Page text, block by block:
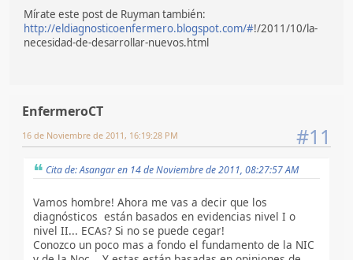
Mírate este post de Ruyman también:
http://eldiagnosticoenfermero.blogspot.com/#!/2011/10/la-
necesidad-de-desarrollar-nuevos.html
EnfermeroCT
#11
16 de Noviembre de 2011, 16:19:28 PM
Cita de: Asangar en 14 de Noviembre de 2011, 08:27:57 AM
Vamos hombre! Ahora me vas a decir que los
diagnósticos están basados en evidencias nivel I o
nivel II... ECAs? Si no se puede cegar!
Conozco un poco mas a fondo el fundamento de la NIC